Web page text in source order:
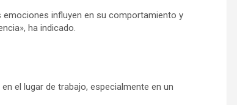
influyen en su comportamiento y
ha indicado.
el lugar de trabajo, especialmente en un